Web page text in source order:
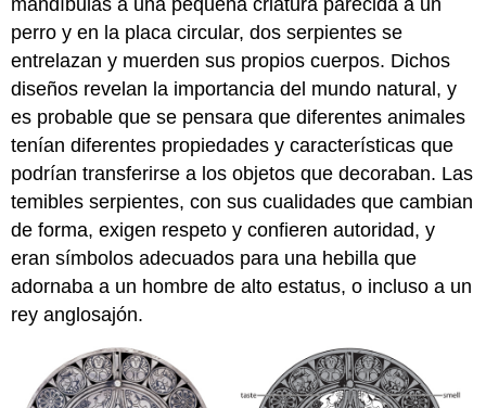
mandíbulas a una pequeña criatura parecida a un
perro y en la placa circular, dos serpientes se
entrelazan y muerden sus propios cuerpos. Dichos
diseños revelan la importancia del mundo natural, y
es probable que se pensara que diferentes animales
tenían diferentes propiedades y características que
podrían transferirse a los objetos que decoraban. Las
temibles serpientes, con sus cualidades que cambian
de forma, exigen respeto y confieren autoridad, y
eran símbolos adecuados para una hebilla que
adornaba a un hombre de alto estatus, o incluso a un
rey anglosajón.